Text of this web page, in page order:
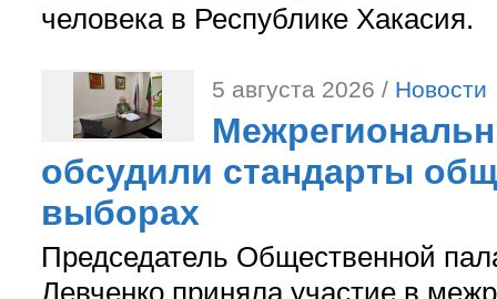
человека в Республике Хакасия.
5 августа 2026 / Новости
обсудили стандарты
выборах
Председатель Общественной
Левченко приняла участие в